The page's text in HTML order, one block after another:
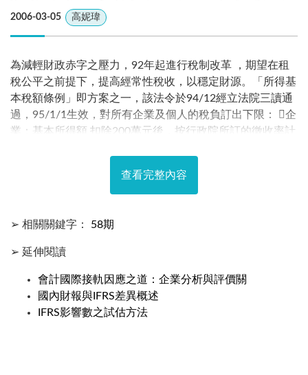
2006-03-05 高妮瑋
為減輕財政赤字之壓力，92年起進行稅制改革 ，期望在租
稅公平之前提下，提高經常性稅收，以穩定財源。「所得基
本稅額條例」即方案之一，該法令於94/12經立法院三讀通
過，95/1/1生效，對所有企業及個人的稅負訂出下限： 企
業：基本所得額 扣除200萬元後，按行政院所訂的徵收率計
本所得額扣除600萬元後，按20%計算出基本稅額 該法實施
後，高所得者就不再因促產條例、及各種停徵、免徵、免納
查看完整內容
➢ 相關關鍵字： 58期
➢ 延伸閱讀
會計國際接軌因應之道：企業分析與評價關
國內財報與IFRS差異概述
IFRS影響數之試估方法